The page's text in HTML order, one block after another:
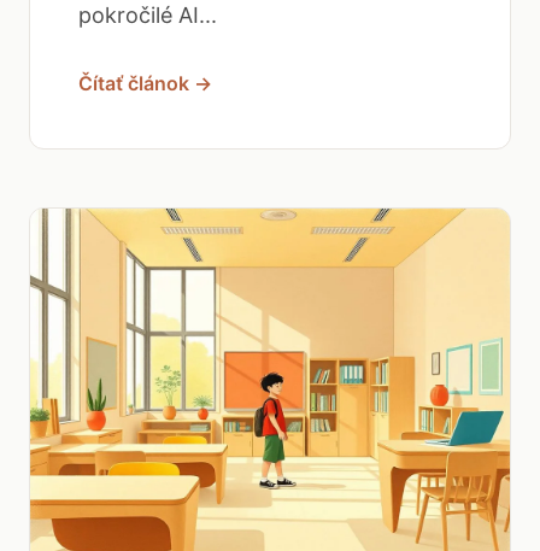
pokročilé AI...
Čítať článok →